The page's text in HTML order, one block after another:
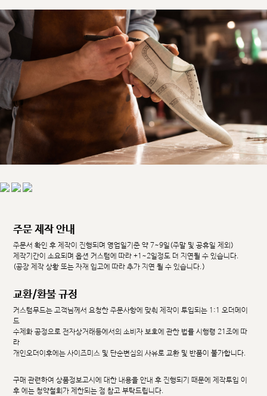
주문 제작 안내
주문서 확인 후 제작이 진행되며 영업일기준 약 7~9일(주말 및 공휴일 제외)
제작기간이 소요되며 옵션 커스텀에 따라 +1~2일정도 더 지연될 수 있습니다.
(공장 제작 상황 또는 자재 입고에 따라 추가 지연 될 수 있습니다.)
교환/환불 규정
커스텀무드는 고객님께서 요청한 주문사항에 맞춰 제작이 투입되는 1:1 오더메이
드
수제화 공정으로 전자상거래등에서의 소비자 보호에 관한 법률 시행령 21조에 따
라
개인오더이후에는 사이즈미스 및 단순변심의 사유로 교환 및 반품이 불가합니다.
구매 관련하여 상품정보고시에 대한 내용을 안내 후 진행되기 때문에 제작투입 이
후 에는 청약철회가 제한되는 점 참고 부탁드립니다.